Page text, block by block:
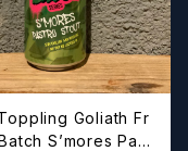
Toppling Goliath Fr
S’mores Past